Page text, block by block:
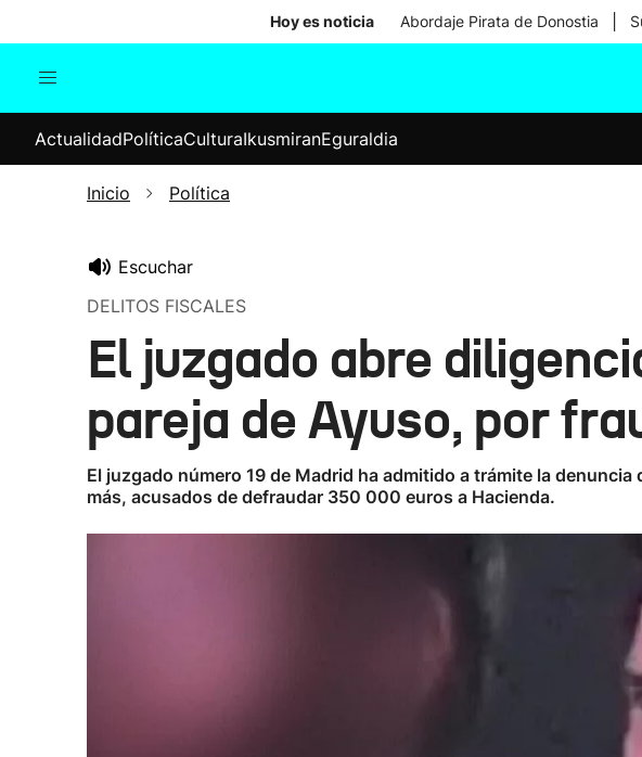
Hoy es noticia Abordaje Pirata de Donostia
Internacional
Elecciones
ActualidadPolíticaCulturaIkusmiranEguraldia
Inicio Política
Escuchar
DELITOS FISCALES
El juzgado abre
pareja de Ayuso, por
El juzgado número 19 de Madrid ha admitido a trámite la
más, acusados de defraudar 350 000 euros a Hacienda.